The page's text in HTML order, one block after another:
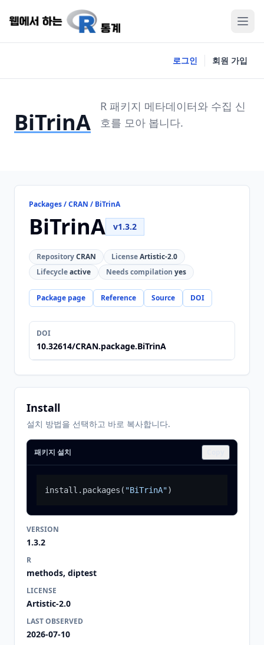
로그인 회원 가입
BiTrinA
R 패키지 메타데이터와 수집 신
호를 모아 봅니다.
Packages / CRAN / BiTrinA
BiTrinA v1.3.2
RepositoryCRAN LicenseArtistic-2.0
Lifecycleactive Needs compilation yes
Package page Reference Source DOI
DOI
10.32614/CRAN.package.BiTrinA
Install
설치 방법을 선택하고 바로 복사합니다.
패키지 설치
install.packages ( "BiTrinA")
VERSION
1.3.2
R
methods, diptest
LICENSE
Artistic-2.0
LAST OBSERVED
2026-07-10